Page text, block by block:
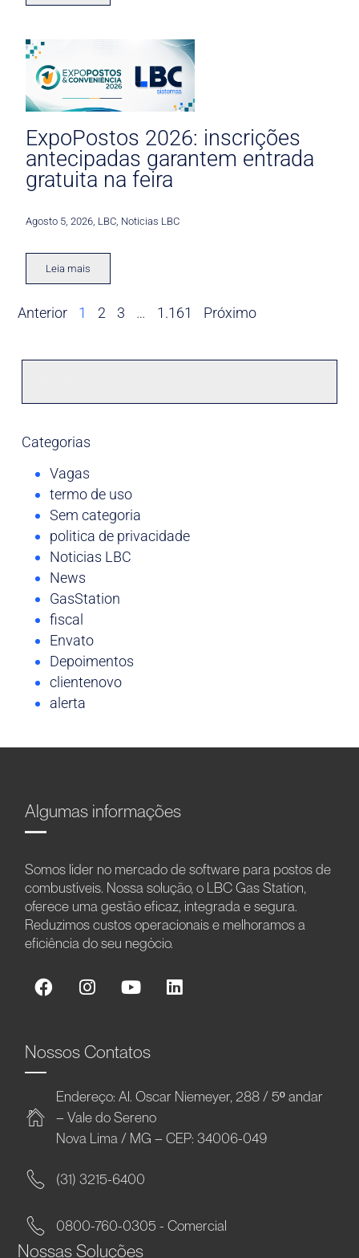
ExpoPostos 2026: inscrições
antecipadas garantem entrada
gratuita na feira
Agosto 5, 2026 LBC Noticias LBC
Leia mais
Anterior 1 2 3 … 1.161 Próximo
Categorias
Vagas
termo de uso
Sem categoria
politica de privacidade
Noticias LBC
News
GasStation
fiscal
Envato
Depoimentos
clientenovo
alerta
Algumas informações
Somos líder no mercado de software para postos de
combustíveis. Nossa solução, o LBC Gas Station,
oferece uma gestão eficaz, integrada e segura.
Reduzimos custos operacionais e melhoramos a
eficiência do seu negócio.
Nossos Contatos
Endereço: Al. Oscar Niemeyer, 288 / 5º andar
– Vale do Sereno
Nova Lima / MG – CEP: 34006-049
(31) 3215-6400
0800-760-0305 - Comercial
Nossas Soluções